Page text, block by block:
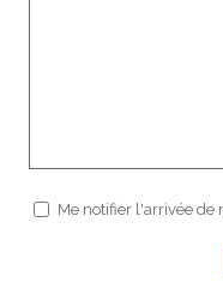
Me notifier l'arrivée